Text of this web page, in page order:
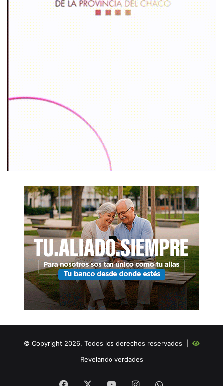
© Copyright 2026, Todos los derechos reservados |
Revelando verdades
Facebook YouTubeInstagram